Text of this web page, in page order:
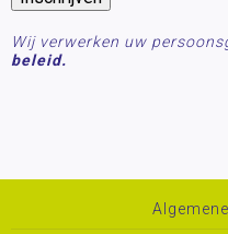
Wij verwerken uw
beleid.